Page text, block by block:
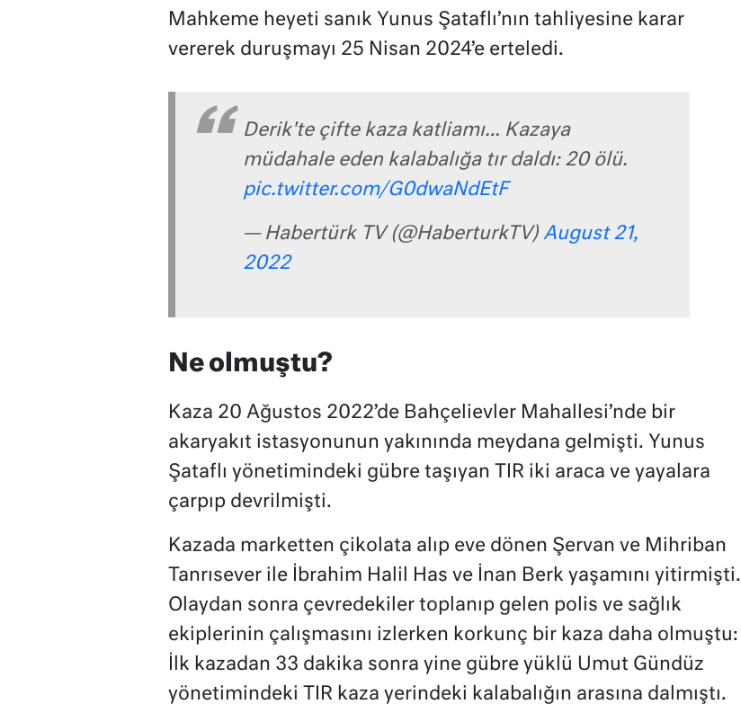
Mahkeme heyeti sanık Yunus Şataflı’nın tahliyesine karar
vererek duruşmayı 25 Nisan 2024’e erteledi.
Derik'te çifte kaza katliamı… Kazaya
müdahale eden kalabalığa tır daldı: 20 ölü.
pic.twitter.com/G0dwaNdEtF
— Habertürk TV (@HaberturkTV) August 21,
2022
Ne olmuştu?
Kaza 20 Ağustos 2022’de Bahçelievler Mahallesi’nde bir
akaryakıt istasyonunun yakınında meydana gelmişti. Yunus
Şataflı yönetimindeki gübre taşıyan TIR iki araca ve yayalara
çarpıp devrilmişti.
Kazada marketten çikolata alıp eve dönen Şervan ve Mihriban
Tanrısever ile İbrahim Halil Has ve İnan Berk yaşamını yitirmişti.
Olaydan sonra çevredekiler toplanıp gelen polis ve sağlık
ekiplerinin çalışmasını izlerken korkunç bir kaza daha olmuştu:
İlk kazadan 33 dakika sonra yine gübre yüklü Umut Gündüz
yönetimindeki TIR kaza yerindeki kalabalığın arasına dalmıştı.